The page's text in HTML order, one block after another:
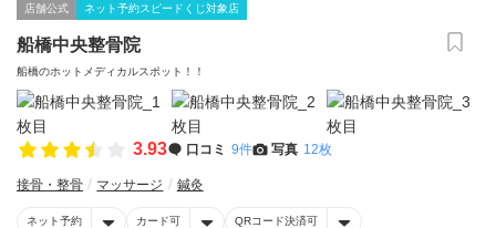
店舗公式 ネット予約スピードくじ対象店
船橋中央整骨院
船橋のホットメディカルスポット！！
3.93 口コミ 9件 写真 12枚
接骨・整骨 マッサージ 鍼灸
ネット予約 カード可 QRコード決済可